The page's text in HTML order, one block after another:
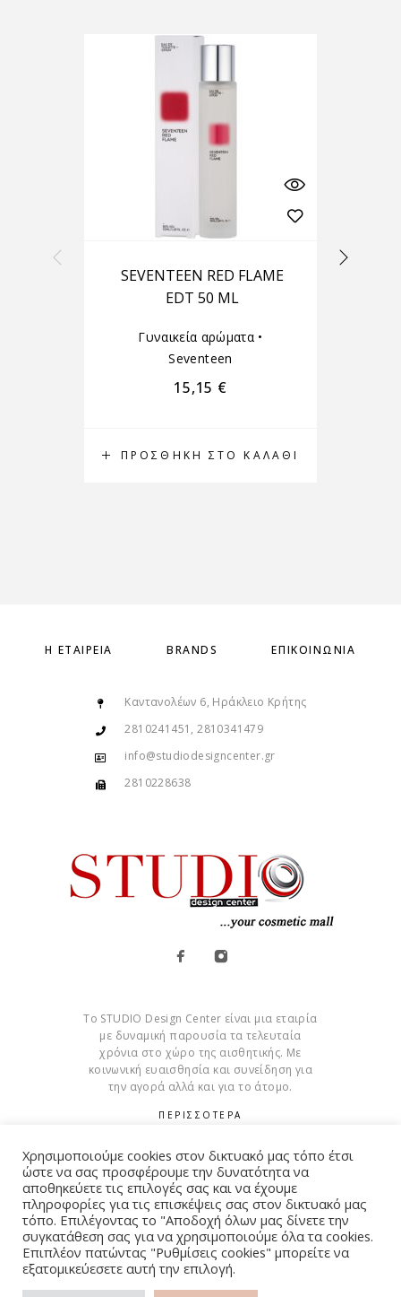
ΠΡΟΣΘΉΚΗ ΣΤΟ ΚΑΛΆΘΙ
SEVENTEEN RED FLAME
EDT 50 ML
Γυναικεία αρώματα •
Seventeen
15,15 €
Η ΕΤΑΙΡΕΊΑ BRANDS ΕΠΙΚΟΙΝΩΝΊΑ
Καντανολέων 6, Ηράκλειο Κρήτης
2810241451, 2810341479
info@studiodesigncenter.gr
2810228638
Το STUDIO Design Center είναι μια εταιρία
με δυναμική παρουσία τα τελευταία
χρόνια στο χώρο της αισθητικής. Με
κοινωνική ευαισθησία και συνείδηση για
την αγορά αλλά και για το άτομο.
ΠΕΡΙΣΣΟΤΕΡΑ
Cookies
© Copyright 2015 – 2026 . All Rights Reserved. Developed By
iWorx
Χρησιμοποιούμε cookies στον δικτυακό μας τόπο έτσι
ώστε να σας προσφέρουμε την δυνατότητα να
αποθηκεύετε τις επιλογές σας και να έχουμε
πληροφορίες για τις επισκέψεις σας στον δικτυακό μας
τόπο. Επιλέγοντας το "Αποδοχή όλων μας δίνετε την
συγκατάθεση σας για να χρησιμοποιούμε όλα τα cookies.
Επιπλέον πατώντας "Ρυθμίσεις cookies" μπορείτε να
εξατομικεύεσετε αυτή την επιλογή.